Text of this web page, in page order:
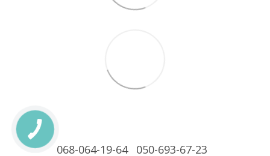
068-064-19-64 050-693-67-23